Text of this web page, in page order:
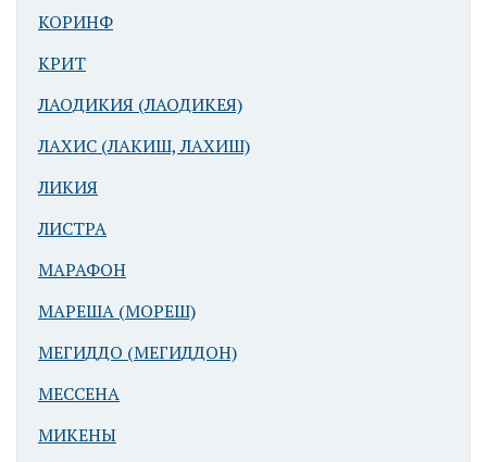
КОРИНФ
КРИТ
ЛАОДИКИЯ (ЛАОДИКЕЯ)
ЛАХИС (ЛАКИШ, ЛАХИШ)
ЛИКИЯ
ЛИСТРА
МАРАФОН
МАРЕША (МОРЕШ)
МЕГИДДО (МЕГИДДОН)
МЕССЕНА
МИКЕНЫ